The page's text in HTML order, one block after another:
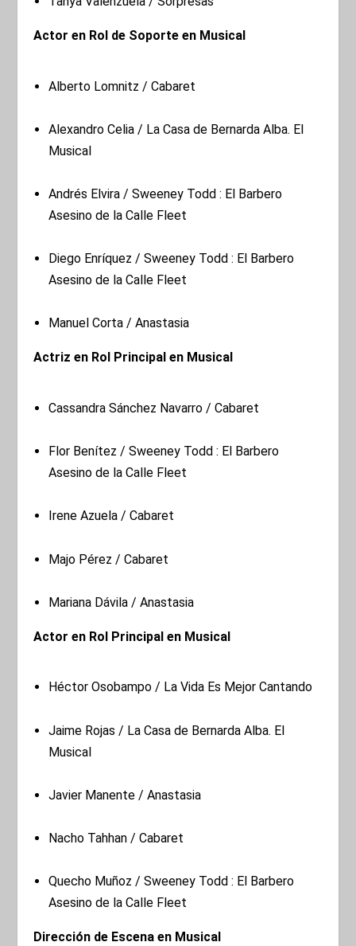
Actor en Rol de Soporte en Musical
Alberto Lomnitz / Cabaret
Alexandro Celia / La Casa de Bernarda Alba. El
Musical
Andrés Elvira / Sweeney Todd : El Barbero
Asesino de la Calle Fleet
Diego Enríquez / Sweeney Todd : El Barbero
Asesino de la Calle Fleet
Manuel Corta / Anastasia
Actriz en Rol Principal en Musical
Cassandra Sánchez Navarro / Cabaret
Flor Benítez / Sweeney Todd : El Barbero
Asesino de la Calle Fleet
Irene Azuela / Cabaret
Majo Pérez / Cabaret
Mariana Dávila / Anastasia
Actor en Rol Principal en Musical
Héctor Osobampo / La Vida Es Mejor Cantando
Jaime Rojas / La Casa de Bernarda Alba. El
Musical
Javier Manente / Anastasia
Nacho Tahhan / Cabaret
Quecho Muñoz / Sweeney Todd : El Barbero
Asesino de la Calle Fleet
Dirección de Escena en Musical